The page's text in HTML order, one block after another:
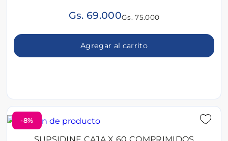
Gs. 69.000Gs. 75.000
Agregar al carrito
-8%